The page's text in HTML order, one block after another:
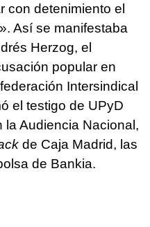
con detenimiento el
Así se manifestaba
Herzog, el
popular en
Intersindical
el testigo de UPyD
Audiencia Nacional,
de Caja Madrid, las
de Bankia.